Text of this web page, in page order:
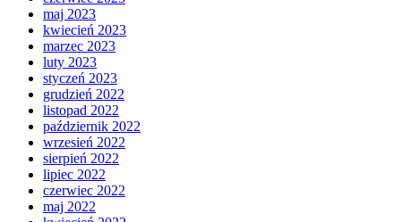
maj 2023
kwiecień 2023
marzec 2023
luty 2023
styczeń 2023
grudzień 2022
listopad 2022
październik 2022
wrzesień 2022
sierpień 2022
lipiec 2022
czerwiec 2022
maj 2022